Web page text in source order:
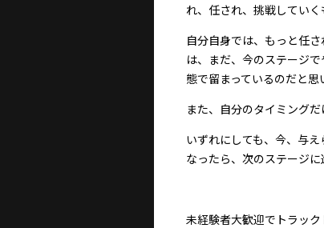
れ、任され、挑戦していく
自分自身では、もっと任
は、まだ、今のステージ
態で留まっているのだと思
また、自分のタイミング
いずれにしても、今、与
なったら、次のステージに
未経験者大歓迎でトラック